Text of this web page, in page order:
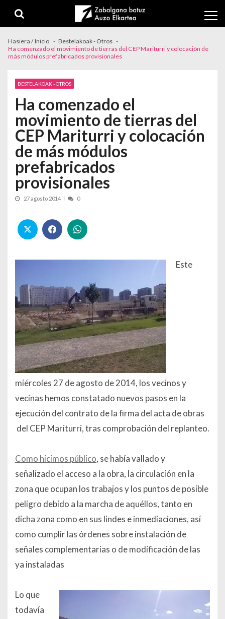
Hasiera / Inicio
Bestelakoak - Otros
Ha comenzado el movimiento de tierras del CEP Mariturri y colocación de
más módulos prefabricados provisionales
BESTELAKOAK - OTROS
Ha comenzado el
movimiento de tierras del
CEP Mariturri y colocación
de más módulos
prefabricados
provisionales
27 agosto 2014 0
Este
miércoles 27 de agosto de 2014, los vecinos y
vecinas hemos constatado nuevos pasos en la
ejecución del contrato de la firma del acta de obras
del CEP Mariturri, tras comprobación del replanteo.
Como hicimos público, se había vallado y
señalizado el acceso a la obra, la circulación en la
zona que ocupan los trabajos y los puntos de posible
peligro debido a la marcha de aquéllos, tanto en
dicha zona como en sus lindes e inmediaciones, así
como cumplir las órdenes sobre instalación de
señales complementarias o de modificación de las
ya instaladas
Lo que
todavía